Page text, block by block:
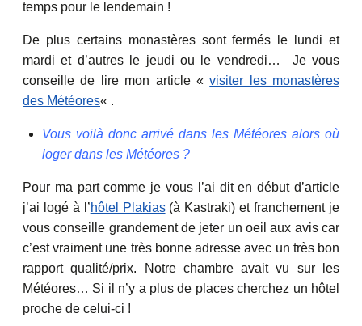
temps pour le lendemain !
De plus certains monastères sont fermés le lundi et
mardi et d’autres le jeudi ou le vendredi… Je vous
conseille de lire mon article «visiter les monastères
des Météores« .
Vous voilà donc arrivé dans les Météores alors où
loger dans les Météores ?
Pour ma part comme je vous l’ai dit en début d’article
j’ai logé à l’hôtel Plakias(à Kastraki) et franchement je
vous conseille grandement de jeter un oeil aux avis car
c’est vraiment une très bonne adresse avec un très bon
rapport qualité/prix. Notre chambre avait vu sur les
Météores… Si il n’y a plus de places cherchez un hôtel
proche de celui-ci !